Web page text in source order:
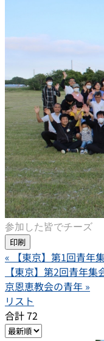
参加した皆でチーズ
印刷
«
【東京】第1回青
【東京】第2回青年
京恩恵教会の青年 »
リスト
合計 72